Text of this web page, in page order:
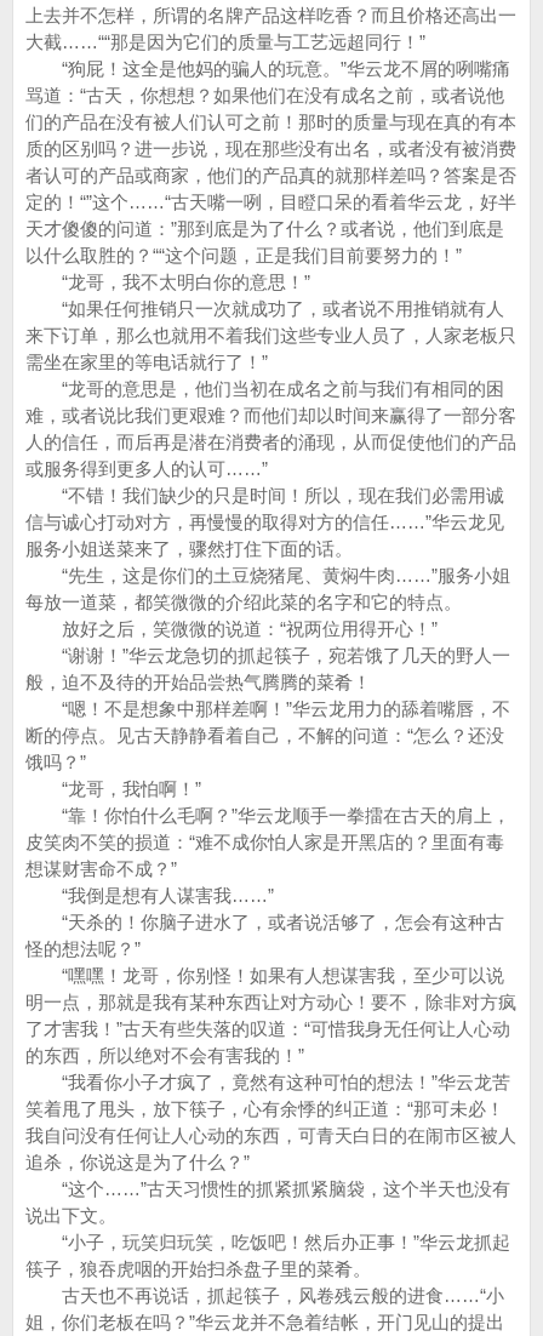
上去并不怎样，所谓的名牌产品这样吃香？而且价格还高出一
大截……““那是因为它们的质量与工艺远超同行！”
“狗屁！这全是他妈的骗人的玩意。”华云龙不屑的咧嘴痛
骂道：“古天，你想想？如果他们在没有成名之前，或者说他
们的产品在没有被人们认可之前！那时的质量与现在真的有本
质的区别吗？进一步说，现在那些没有出名，或者没有被消费
者认可的产品或商家，他们的产品真的就那样差吗？答案是否
定的！“”这个……“古天嘴一咧，目瞪口呆的看着华云龙，好半
天才傻傻的问道：”那到底是为了什么？或者说，他们到底是
以什么取胜的？““这个问题，正是我们目前要努力的！”
“龙哥，我不太明白你的意思！”
“如果任何推销只一次就成功了，或者说不用推销就有人
来下订单，那么也就用不着我们这些专业人员了，人家老板只
需坐在家里的等电话就行了！”
“龙哥的意思是，他们当初在成名之前与我们有相同的困
难，或者说比我们更艰难？而他们却以时间来赢得了一部分客
人的信任，而后再是潜在消费者的涌现，从而促使他们的产品
或服务得到更多人的认可……”
“不错！我们缺少的只是时间！所以，现在我们必需用诚
信与诚心打动对方，再慢慢的取得对方的信任……”华云龙见
服务小姐送菜来了，骤然打住下面的话。
“先生，这是你们的土豆烧猪尾、黄焖牛肉……”服务小姐
每放一道菜，都笑微微的介绍此菜的名字和它的特点。
放好之后，笑微微的说道：“祝两位用得开心！”
“谢谢！”华云龙急切的抓起筷子，宛若饿了几天的野人一
般，迫不及待的开始品尝热气腾腾的菜肴！
“嗯！不是想象中那样差啊！”华云龙用力的舔着嘴唇，不
断的停点。见古天静静看着自己，不解的问道：“怎么？还没
饿吗？”
“龙哥，我怕啊！”
“靠！你怕什么毛啊？”华云龙顺手一拳擂在古天的肩上，
皮笑肉不笑的损道：“难不成你怕人家是开黑店的？里面有毒
想谋财害命不成？”
“我倒是想有人谋害我……”
“天杀的！你脑子进水了，或者说活够了，怎会有这种古
怪的想法呢？”
“嘿嘿！龙哥，你别怪！如果有人想谋害我，至少可以说
明一点，那就是我有某种东西让对方动心！要不，除非对方疯
了才害我！”古天有些失落的叹道：“可惜我身无任何让人心动
的东西，所以绝对不会有害我的！”
“我看你小子才疯了，竟然有这种可怕的想法！”华云龙苦
笑着甩了甩头，放下筷子，心有余悸的纠正道：“那可未必！
我自问没有任何让人心动的东西，可青天白日的在闹市区被人
追杀，你说这是为了什么？”
“这个……”古天习惯性的抓紧抓紧脑袋，这个半天也没有
说出下文。
“小子，玩笑归玩笑，吃饭吧！然后办正事！”华云龙抓起
筷子，狼吞虎咽的开始扫杀盘子里的菜肴。
古天也不再说话，抓起筷子，风卷残云般的进食……“小
姐，你们老板在吗？”华云龙并不急着结帐，开门见山的提出